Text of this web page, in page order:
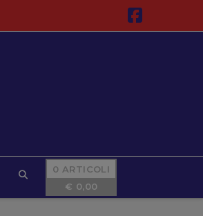
0 ARTICOLI
€ 0,00